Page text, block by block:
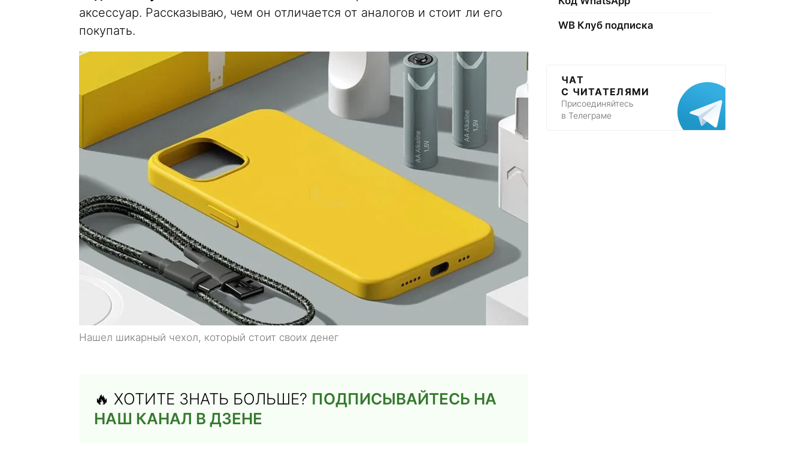
аксессуар. Рассказываю, чем он отличается от аналогов и стоит ли его
покупать.
Нашел шикарный чехол, который стоит своих денег
🔥 ХОТИТЕ ЗНАТЬ БОЛЬШЕ? ПОДПИСЫВАЙТЕСЬ НА
НАШ КАНАЛ В ДЗЕНЕ
WB Клуб подписка
ЧАТ
С ЧИТАТЕЛЯМИ
Присоединяйтесь
в Телеграме